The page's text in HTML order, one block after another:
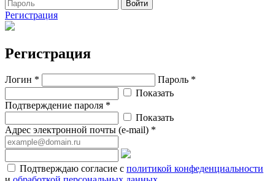
Войти
Регистрация
Регистрация
Логин *
Пароль *
Показать
Подтверждение пароля *
Показать
Адрес электронной почты (e-mail) *
Подтверждаю согласие с политикой конфеденциальности